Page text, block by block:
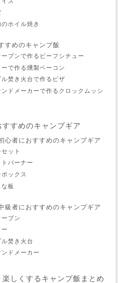
ホイル焼き
すめのキャンプ飯
ーブンで作るビーフシチュー
ーで作る燻製ベーコン
焚き火台で作るピザ
ンドメーカーで作るクロックムッシ
すめのキャンプギア
心者におすすめのキャンプギア
ット
バーナー
ックス
板
級者におすすめのキャンプギア
ブン
焚き火台
ドメーカー
しくするキャンプ飯まとめ